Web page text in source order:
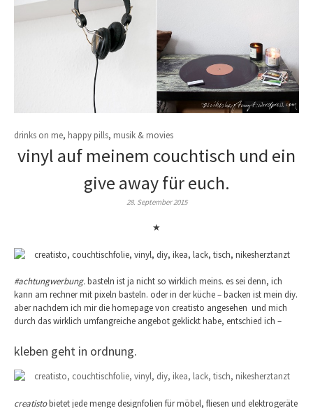
drinks on me, happy pills, musik & movies
vinyl auf meinem couchtisch und ein
give away für euch.
28. September 2015
★
#achtungwerbung.basteln ist ja nicht so wirklich meins. es sei denn, ich
kann am rechner mit pixeln basteln. oder in der küche – backen ist mein diy.
aber nachdem ich mir die homepage von creatisto angesehen und mich
durch das wirklich umfangreiche angebot geklickt habe, entschied ich –
kleben geht in ordnung.
creatistobietet jede menge designfolien für möbel, fliesen und elektrogeräte